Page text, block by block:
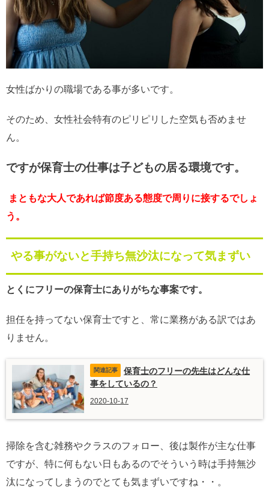
女性ばかりの職場である事が多いです。
そのため、女性社会特有のピリピリした空気も否めませ
ん。
ですが保育士の仕事は子どもの居る環境です。
まともな大人であれば節度ある態度で周りに接するでしょ
う。
やる事がないと手持ち無沙汰になって気まずい
とくにフリーの保育士にありがちな事案です。
担任を持ってない保育士ですと、常に業務がある訳ではあ
りません。
保育士のフリーの先生はどんな仕
事をしているの？
2020-10-17
掃除を含む雑務やクラスのフォロー、後は製作が主な仕事
ですが、特に何もない日もあるのでそういう時は手持無沙
汰になってしまうのでとても気まずいですね・・。